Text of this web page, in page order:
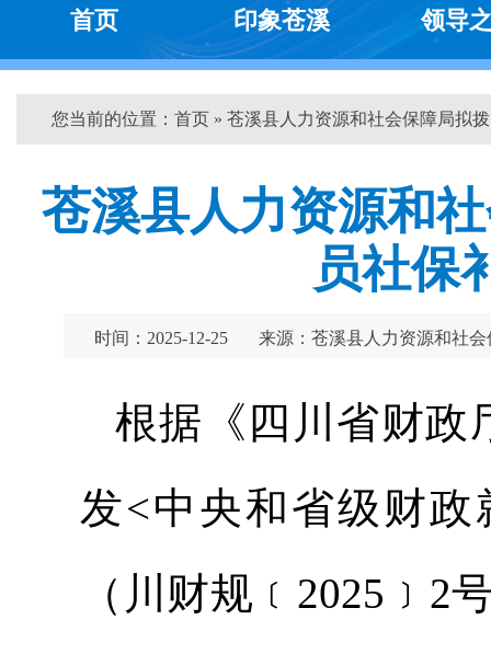
首页 印象苍溪 领导
您当前的位置： 首页 » 苍溪县人力资源和社会保障局拟
苍溪县人力资源和
员社保
时间：2025-12-25 来源：苍溪县人力资源和社会
根据《四川省财政
发<中央和省级财
（川财规﹝2025﹞2